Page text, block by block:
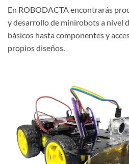
En ROBODACTA encontrarás
y desarrollo de minirobots a nivel
básicos hasta componentes y
propios diseños.